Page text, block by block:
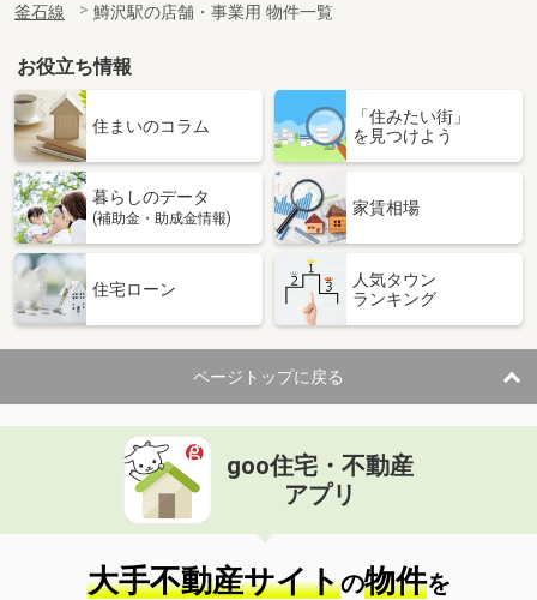
釜石線
鱒沢駅の店舗・事業用 物件一覧
お役立ち情報
住まいのコラム
「住みたい街」
を見つけよう
暮らしのデータ
(補助金・助成金情報)
家賃相場
住宅ローン
人気タウン
ランキング
ページトップに戻る
goo住宅・不動産
アプリ
大手不動産サイトの物件を